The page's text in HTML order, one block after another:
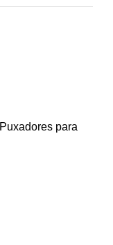
Puxadores para